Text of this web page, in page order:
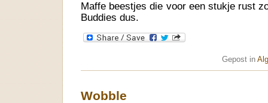
Maffe beestjes die voor een stukje rust
Buddies dus.
Gepost in
Wobble